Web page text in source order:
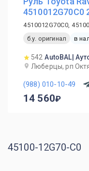
4510012G70C0
4510012G70C0,
б.у. оригинал
в
542 AutoBAL|
Люберцы, рп
(988) 010-10-49
14 560
45100-12G70-C0